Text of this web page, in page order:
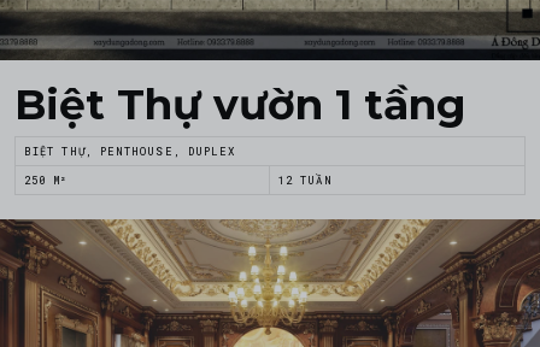
Biệt Thự vườn 1 tầng
BIỆT THỰ, PENTHOUSE, DUPLEX
250 M² 12 TUẦN